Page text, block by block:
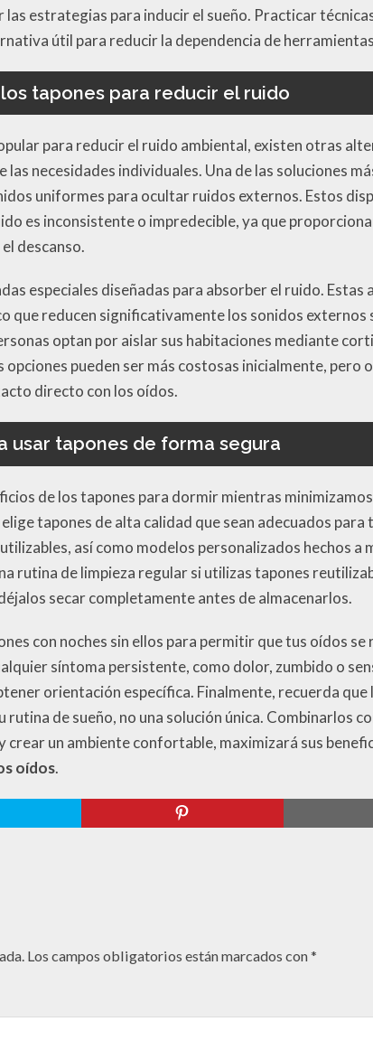
estrategias para inducir el sueño. Practicar
útil para reducir la dependencia de
tapones para reducir el ruido
para reducir el ruido ambiental, existen otras
necesidades individuales. Una de las soluciones
uniformes para ocultar ruidos externos. Estos
es inconsistente o impredecible, ya que
descanso.
especiales diseñadas para absorber el ruido. Estas
que reducen significativamente los sonidos externos
optan por aislar sus habitaciones mediante
pueden ser más costosas inicialmente, pero
directo con los oídos.
usar tapones de forma segura
de los tapones para dormir mientras
tapones de alta calidad que sean adecuados para
así como modelos personalizados hechos a
rutina de limpieza regular si utilizas tapones
secar completamente antes de almacenarlos.
con noches sin ellos para permitir que tus oídos se
síntoma persistente, como dolor, zumbido o
orientación específica. Finalmente, recuerda que
de sueño, no una solución única. Combinarlos
un ambiente confortable, maximizará sus
oídos.
Los campos obligatorios están marcados con*